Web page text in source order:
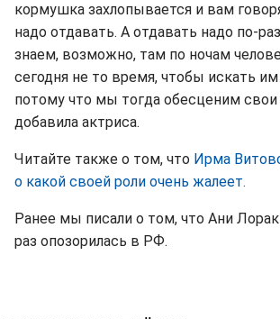
кормушка захлопывается и вам
надо отдавать. А отдавать надо по-
знаем, возможно, там по ночам
сегодня не то время, чтобы искать
потому что мы тогда обесценим
добавила актриса.
Читайте также о том, что Ирма
о какой своей роли очень жалеет.
Ранее мы писали о том, что Ани
раз опозорилась в РФ.